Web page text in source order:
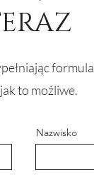
to możliwe.
Nazwisko